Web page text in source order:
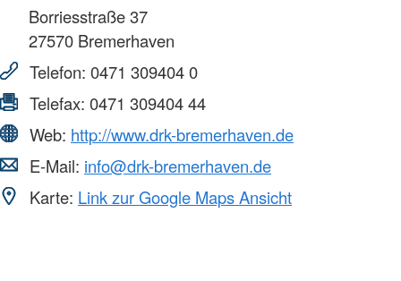
Borriesstraße 37
27570 Bremerhaven
Telefon: 0471 309404 0
Telefax: 0471 309404 44
Web: http://www.drk-bremerhaven.de
E-Mail: info@drk-bremerhaven.de
Karte: Link zur Google Maps Ansicht